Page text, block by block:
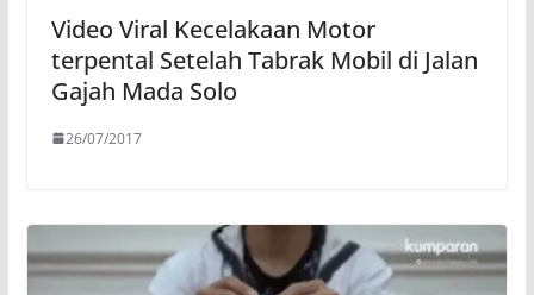
Video Viral Kecelakaan Motor
terpental Setelah Tabrak Mobil di Jalan
Gajah Mada Solo
26/07/2017